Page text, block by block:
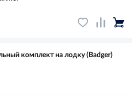
комплект на лодку (Badger)